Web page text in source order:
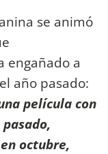
se animó
engañado a
año pasado:
película con
octubre,